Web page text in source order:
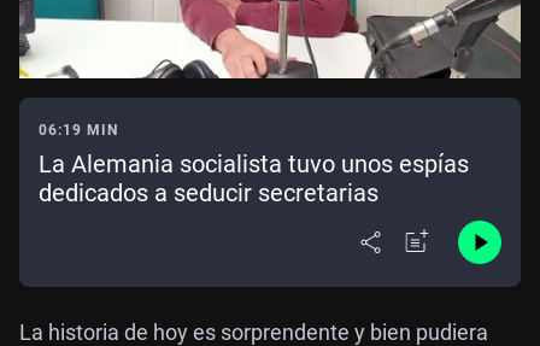
06:19 MIN
La Alemania socialista tuvo unos espías
dedicados a seducir secretarias
La historia de hoy es sorprendente y bien pudiera